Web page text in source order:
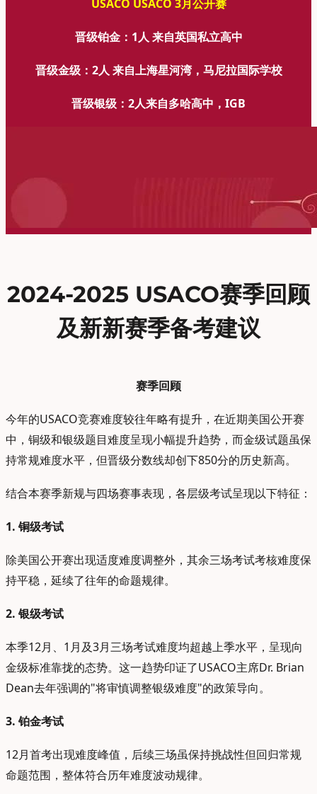
USACO USACO 3月公开赛
晋级铂金：1人 来自英国私立高中
晋级金级：2人 来自上海星河湾，马尼拉国际学校
晋级银级：2人来自多哈高中，IGB
2024-2025 USACO赛季回顾
及新新赛季备考建议
赛季回顾
今年的USACO竞赛难度较往年略有提升，在近期美国公开赛
中，铜级和银级题目难度呈现小幅提升趋势，而金级试题虽保
持常规难度水平，但晋级分数线却创下850分的历史新高。
结合本赛季新规与四场赛事表现，各层级考试呈现以下特征：
1. 铜级考试
除美国公开赛出现适度难度调整外，其余三场考试考核难度保
持平稳，延续了往年的命题规律。
2. 银级考试
本季12月、1月及3月三场考试难度均超越上季水平，呈现向
金级标准靠拢的态势。这一趋势印证了USACO主席Dr. Brian
Dean去年强调的"将审慎调整银级难度"的政策导向。
3. 铂金考试
12月首考出现难度峰值，后续三场虽保持挑战性但回归常规
命题范围，整体符合历年难度波动规律。